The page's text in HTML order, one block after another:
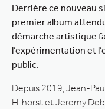
Derrière ce nouveau
premier album
démarche artistique
l’expérimentation et
public.
Depuis 2019, Jean-
Hilhorst et Jeremy